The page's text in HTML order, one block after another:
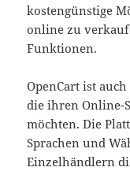
kostengünstige
online zu
Funktionen.
OpenCart ist
die ihren Online-
möchten. Die
Sprachen und
Einzelhändlern